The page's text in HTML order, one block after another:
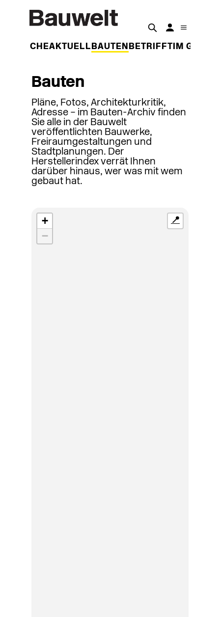
WOCHEAKTUELL BAUTEN BETRIFFT IM
Bauten
Pläne, Fotos, Architekturkritik,
Adresse – im Bauten-Archiv finden
Sie alle in der Bauwelt
veröffentlichten Bauwerke,
Freiraumgestaltungen und
Stadtplanungen. Der
Herstellerindex verrät Ihnen
darüber hinaus, wer was mit wem
gebaut hat.
+
−
📍